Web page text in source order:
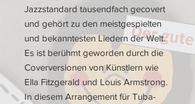
Jazzstandard tausendfach gecovert
und gehört zu den meistgespielten
und bekanntesten Liedern der Welt.
Es ist berühmt geworden durch die
Coverversionen von Künstlern wie
Ella Fitzgerald und Louis Armstrong.
In diesem Arrangement für Tuba-